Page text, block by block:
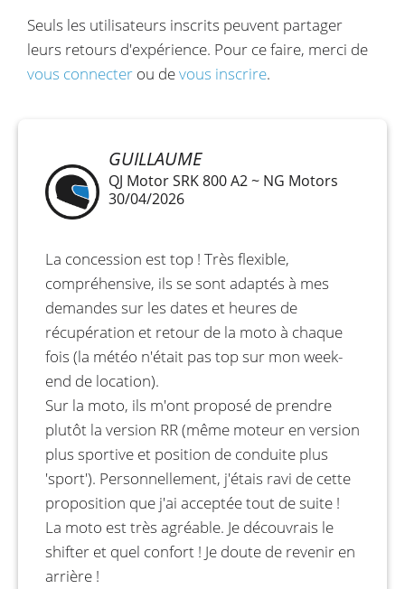
GUILLAUME
QJ Motor SRK 800 A2 ~ NG Motors
30/04/2026
La concession est top ! Très flexible,
compréhensive, ils se sont adaptés à mes
demandes sur les dates et heures de
récupération et retour de la moto à chaque
fois (la météo n'était pas top sur mon week-
end de location).
Sur la moto, ils m'ont proposé de prendre
plutôt la version RR (même moteur en version
plus sportive et position de conduite plus
'sport'). Personnellement, j'étais ravi de cette
proposition que j'ai acceptée tout de suite !
La moto est très agréable. Je découvrais le
shifter et quel confort ! Je doute de revenir en
arrière !
Seuls les utilisateurs inscrits peuvent partager
leurs retours d'expérience. Pour ce faire, merci de
vous connecter ou devous inscrire.